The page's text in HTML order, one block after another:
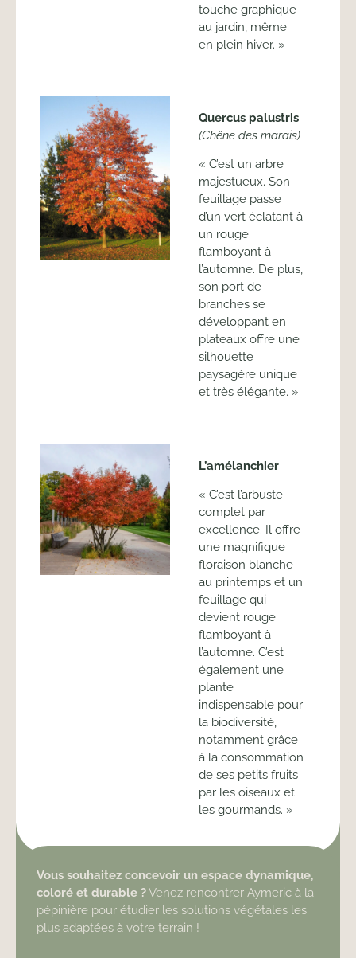
touche graphique
au jardin, même
en plein hiver. »
Quercus palustris
(Chêne des marais)
« C’est un arbre
majestueux. Son
feuillage passe
d’un vert éclatant à
un rouge
flamboyant à
l’automne. De plus,
son port de
branches se
développant en
plateaux offre une
silhouette
paysagère unique
et très élégante. »
L’amélanchier
« C’est l’arbuste
complet par
excellence. Il offre
une magnifique
floraison blanche
au printemps et un
feuillage qui
devient rouge
flamboyant à
l’automne. C’est
également une
plante
indispensable pour
la biodiversité,
notamment grâce
à la consommation
de ses petits fruits
par les oiseaux et
les gourmands. »
Vous souhaitez concevoir un espace dynamique,
coloré et durable ?Venez rencontrer Aymeric à la
pépinière pour étudier les solutions végétales les
plus adaptées à votre terrain !